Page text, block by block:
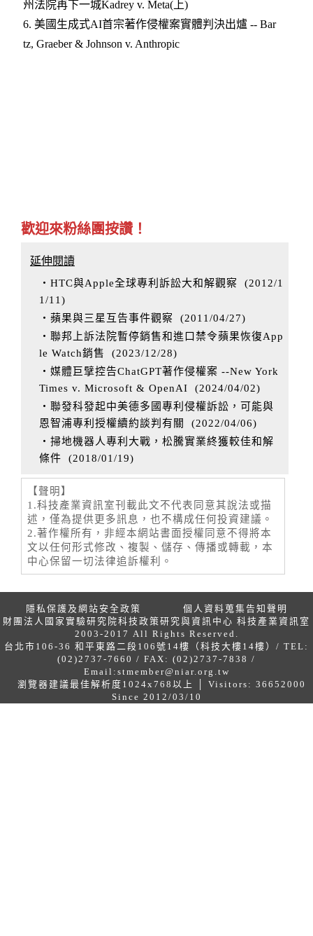
州法院再下一城Kadrey v. Meta(上)
6. 美國生成式AI首宗著作侵權案實體判決出爐 -- Bar
tz, Graeber & Johnson v. Anthropic
歡迎來粉絲團按讚！
延伸閱讀
‧HTC與Apple全球專利訴訟大和解觀察 (2012/1
1/11)
‧蘋果與三星互告事件觀察
(2011/04/27)
‧聯邦上訴法院暫停銷售和進口禁令蘋果恢復App
le Watch銷售
(2023/12/28)
‧媒體巨擘控告ChatGPT著作侵權案 --New York
Times v. Microsoft & OpenAI (2024/04/02)
‧聯發科發起中美德多國專利侵權訴訟，可能與
恩智浦專利授權續約談判有關
(2022/04/06)
‧掃地機器人專利大戰，松騰實業終獲較佳和解
條件 (2018/01/19)
【聲明】
1.科技產業資訊室刊載此文不代表同意其說法或描
述，僅為提供更多訊息，也不構成任何投資建議。
2.著作權所有，非經本網站書面授權同意不得將本
文以任何形式修改、複製、儲存、傳播或轉載，本
中心保留一切法律追訴權利。
隱私保護及網站安全政策
個人資料蒐集告知聲明
財團法人國家實驗研究院科技政策研究與資訊中心 科技產業資訊室
2003-2017 All Rights Reserved.
台北市106-36 和平東路二段106號14樓（科技大樓14樓）/ TEL:
(02)2737-7660 / FAX: (02)2737-7838 /
Email: stmember@niar.org.tw
瀏覽器建議最佳解析度1024x768以上 │ Visitors: 36652000
Since 2012/03/10